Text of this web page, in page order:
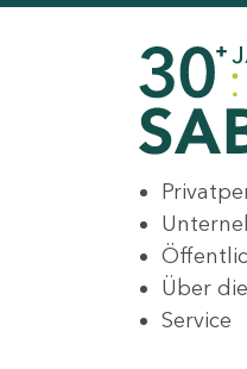
Über
Service